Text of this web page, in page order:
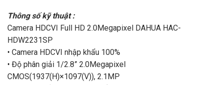
Thông số kỹ thuật :
Camera HDCVI Full HD 2.0Megapixel DAHUA HAC-
HDW2231SP
• Camera HDCVI nhập khẩu 100%
• Độ phân giải 1/2.8” 2.0Megapixel
CMOS(1937(H)×1097(V)), 2.1 MP